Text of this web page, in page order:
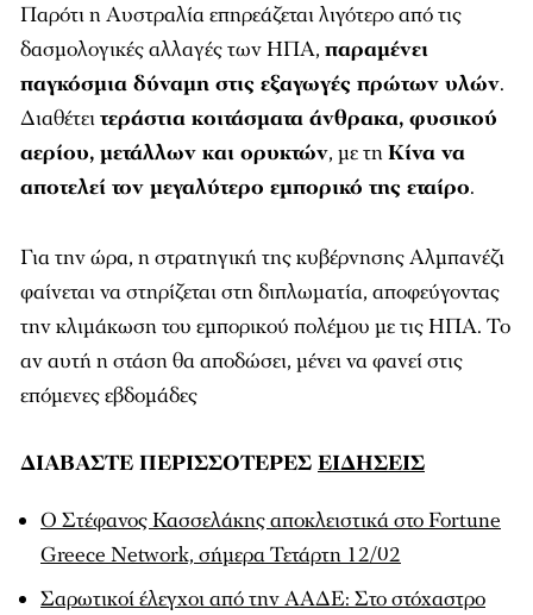
Παρότι η Αυστραλία επηρεάζεται λιγότερο από τις
δασμολογικές αλλαγές των ΗΠΑ, παραμένει
παγκόσμια δύναμη στις εξαγωγές πρώτων υλών.
Διαθέτειτεράστια κοιτάσματα άνθρακα, φυσικού
αερίου, μετάλλων και ορυκτών, με τηΚίνα να
αποτελεί τον μεγαλύτερο εμπορικό της εταίρο.
Για την ώρα, η στρατηγική της κυβέρνησης Αλμπανέζι
φαίνεται να στηρίζεται στη διπλωματία, αποφεύγοντας
την κλιμάκωση του εμπορικού πολέμου με τις ΗΠΑ. Το
αν αυτή η στάση θα αποδώσει, μένει να φανεί στις
επόμενες εβδομάδες
ΔΙΑΒΑΣΤΕ ΠΕΡΙΣΣΟΤΕΡΕΣ ΕΙΔΗΣΕΙΣ
Ο Στέφανος Κασσελάκης αποκλειστικά στο Fortune
Greece Network, σήμερα Τετάρτη 12/02
Σαρωτικοί έλεγχοι από την ΑΑΔΕ: Στο στόχαστρο